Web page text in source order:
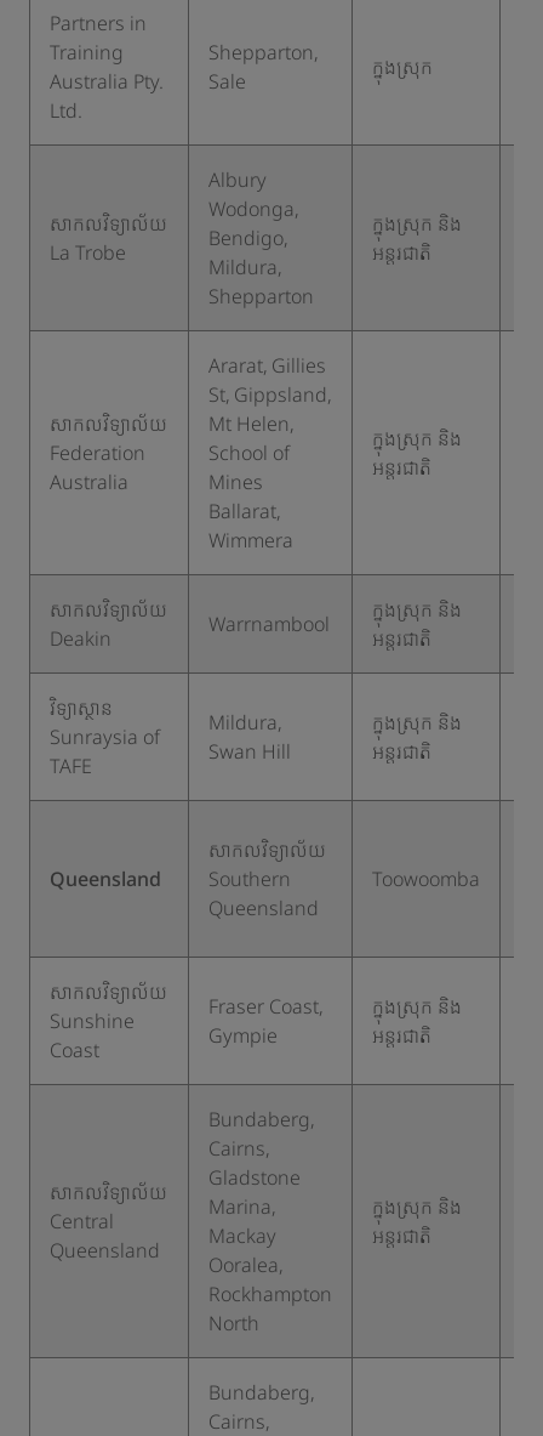
Partners in
Training
Australia Pty.
Ltd.
Shepparton,
Sale
ក្នុងស្រុក
សាកលវិទ្យាល័យ
La Trobe
Albury
Wodonga,
Bendigo,
Mildura,
Shepparton
ក្នុងស្រុក និង
អន្តរជាតិ
សាកលវិទ្យាល័យ
Federation
Australia
Ararat, Gillies
St, Gippsland,
Mt Helen,
School of
Mines
Ballarat,
Wimmera
ក្នុងស្រុក និង
អន្តរជាតិ
សាកលវិទ្យាល័យ
Deakin
Warrnambool
ក្នុងស្រុក និង
អន្តរជាតិ
វិទ្យាស្ថាន
Sunraysia of
TAFE
Mildura,
Swan Hill
ក្នុងស្រុក និង
អន្តរជាតិ
Queensland
សាកលវិទ្យាល័យ
Southern
Queensland
Toowoomba
សាកលវិទ្យាល័យ
Sunshine
Coast
Fraser Coast,
Gympie
ក្នុងស្រុក និង
អន្តរជាតិ
សាកលវិទ្យាល័យ
Central
Queensland
Bundaberg,
Cairns,
Gladstone
Marina,
Mackay
Ooralea,
Rockhampton
North
ក្នុងស្រុក និង
អន្តរជាតិ
Bundaberg,
Cairns,